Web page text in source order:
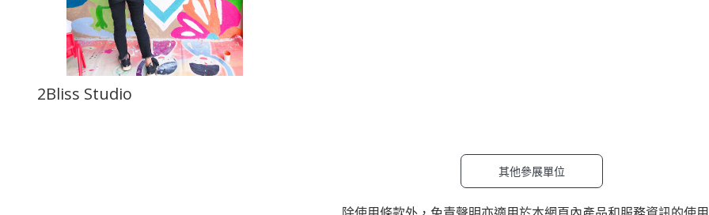
2Bliss Studio
其他參展單位